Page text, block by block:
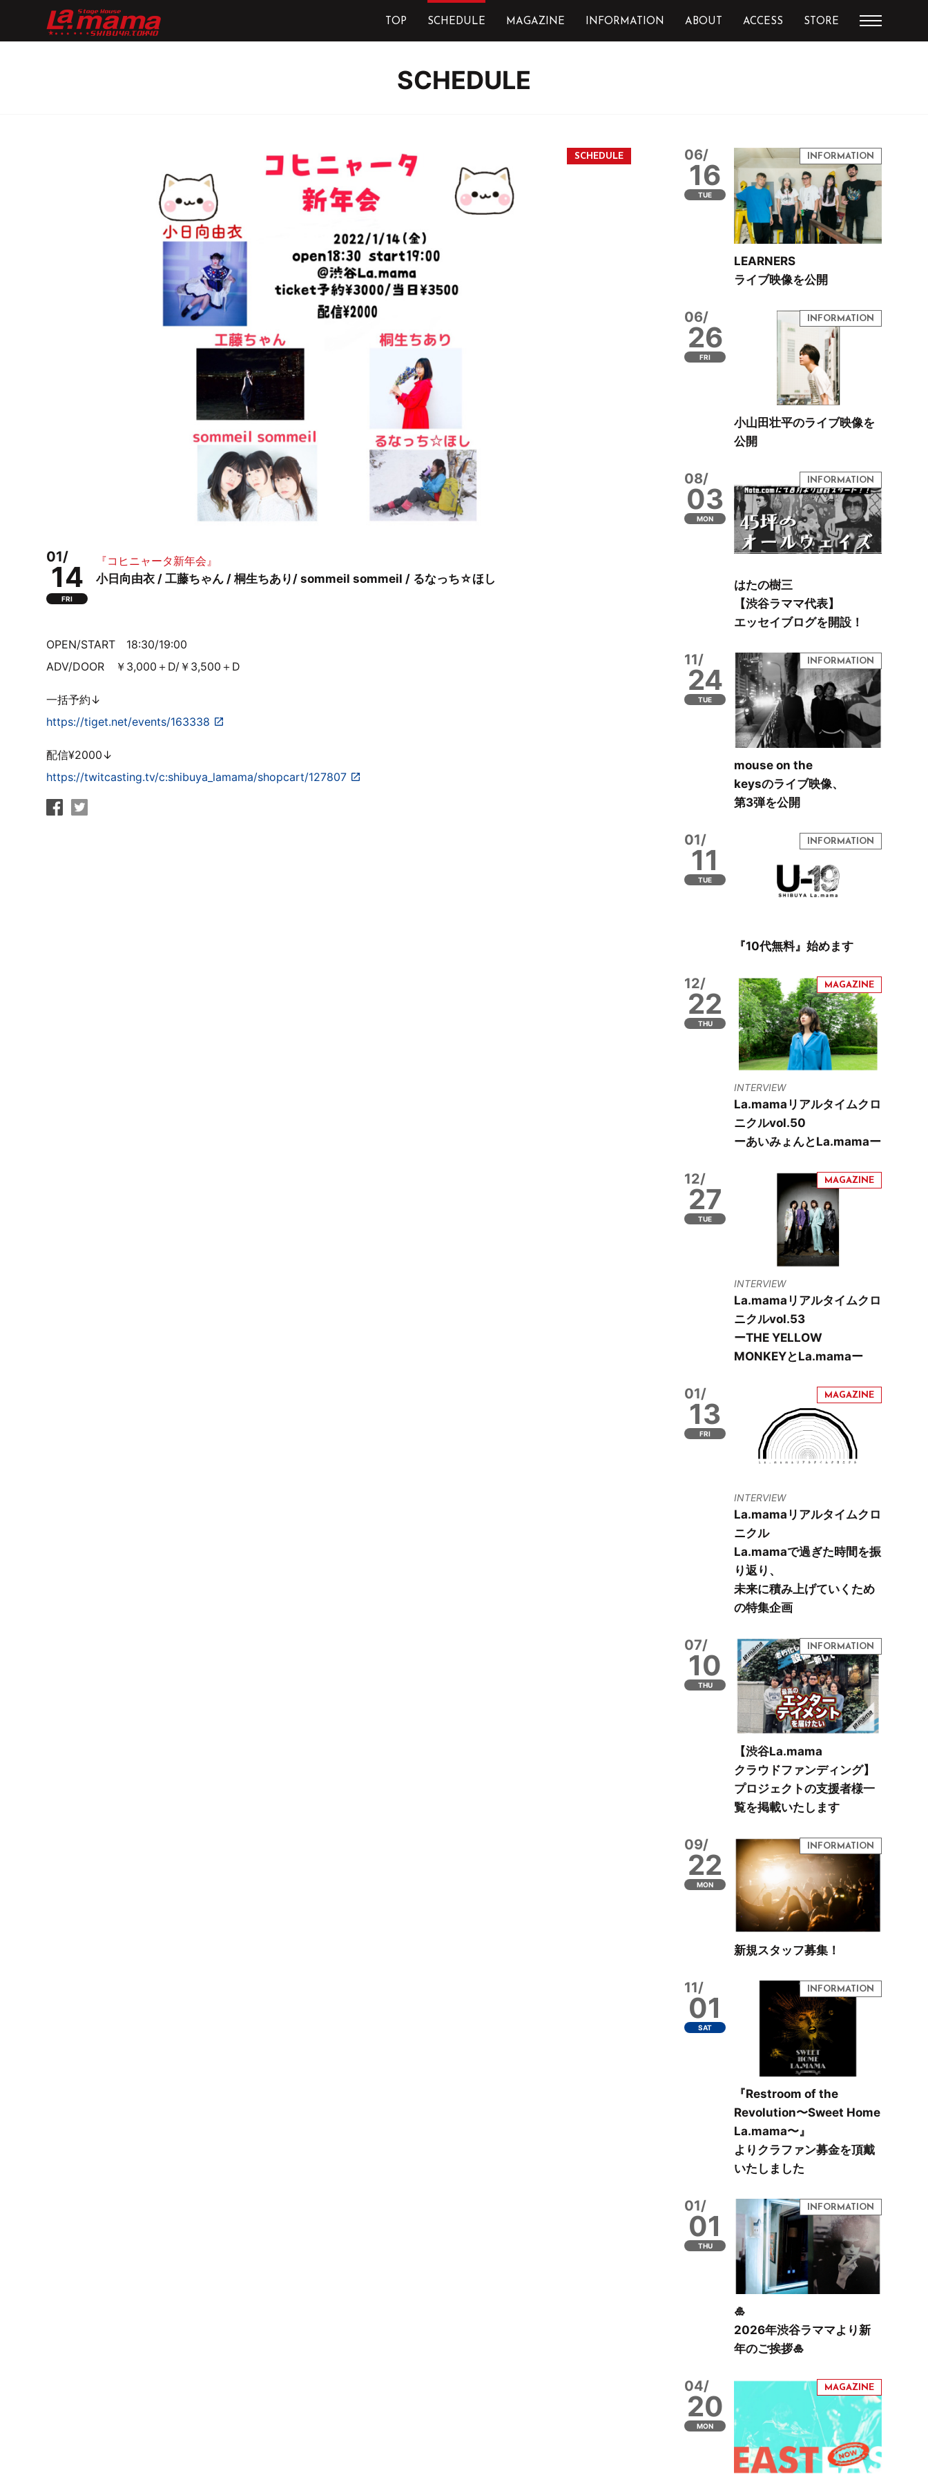
TOP SCHEDULE MAGAZINE INFORMATION ABOUT ACCESS STORE
SCHEDULE
01/
14
FRI
『コヒニャータ新年会』
小日向由衣 / 工藤ちゃん / 桐生ちあり/ sommeil sommeil / るなっち☆ほし
OPEN/START 18:30/19:00
ADV/DOOR ￥3,000＋D/￥3,500＋D
一括予約↓
https://tiget.net/events/163338
配信¥2000↓
https://twitcasting.tv/c:shibuya_lamama/shopcart/127807
06/
16
TUE
LEARNERS
ライブ映像を公開
06/
26
FRI
小山田壮平のライブ映像を
公開
08/
03
MON
はたの樹三
【渋谷ラママ代表】
エッセイブログを開設！
11/
24
TUE
mouse on the
keysのライブ映像、
第3弾を公開
01/
11
TUE
『10代無料』始めます
12/
22
THU
INTERVIEW
La.mamaリアルタイムクロ
ニクルvol.50
ーあいみょんとLa.mamaー
12/
27
TUE
INTERVIEW
La.mamaリアルタイムクロ
ニクルvol.53
ーTHE YELLOW
MONKEYとLa.mamaー
01/
13
FRI
INTERVIEW
La.mamaリアルタイムクロ
ニクル
La.mamaで過ぎた時間を振
り返り、
未来に積み上げていくため
の特集企画
07/
10
THU
【渋谷La.mama
クラウドファンディング】
プロジェクトの支援者様一
覧を掲載いたします
09/
22
MON
新規スタッフ募集！
11/
01
SAT
『Restroom of the
Revolution〜Sweet Home
La.mama〜』
よりクラファン募金を頂戴
いたしました
01/
01
THU
🎍
2026年渋谷ラママより新
年のご挨拶🎍
04/
20
MON